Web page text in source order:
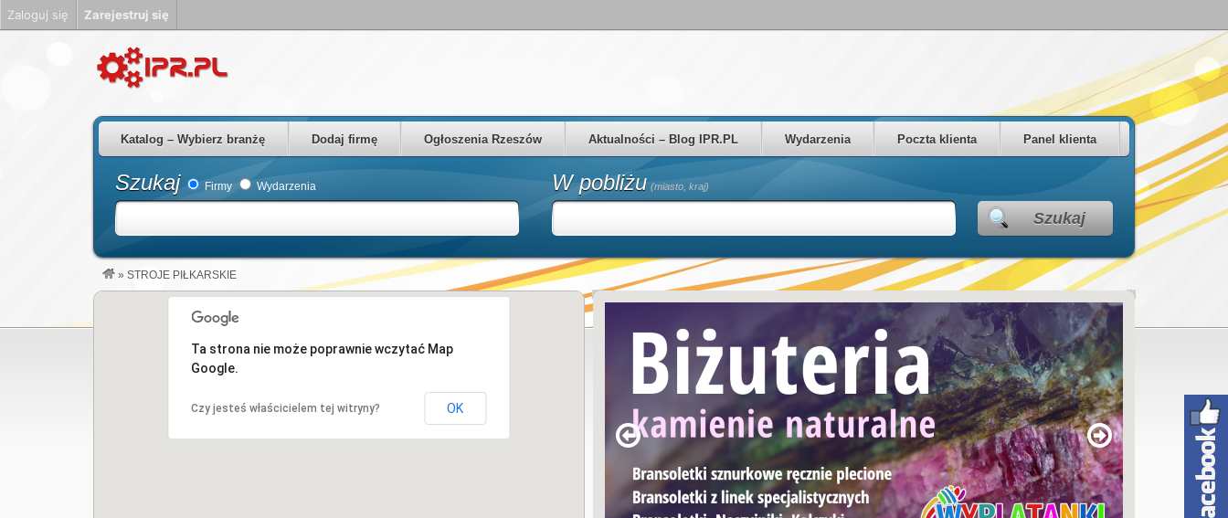
Katalog – Wybierz branżę Dodaj firmę Ogłoszenia Rzeszów Aktualności – Blog IPR.PL Wydarzenia Poczta klienta Panel klienta
Szukaj Firmy Wydarzenia W pobliżu (miasto, kraj)
Szukaj
» STROJE PIŁKARSKIE
Ta strona nie może poprawnie wczytać Map
Google.
Czy jesteś właścicielem tej witryny? OK
Zaloguj się Zarejestruj się